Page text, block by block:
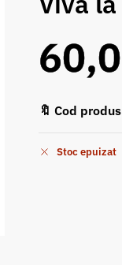
🔖 Cod
Stoc epuizat